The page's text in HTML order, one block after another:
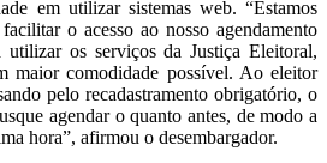
em utilizar sistemas web. “Estamos
o acesso ao nosso agendamento
utilizar os serviços da Justiça Eleitoral,
maior comodidade possível. Ao eleitor
pelo recadastramento obrigatório, o
agendar o quanto antes, de modo a
hora”, afirmou o desembargador.